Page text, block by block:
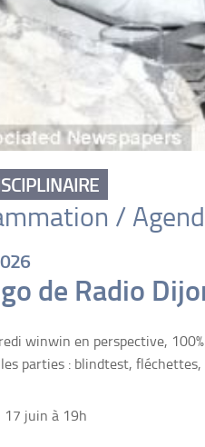
/
de Radio
winwin en perspective,
parties : blindtest,
17 juin à 19h